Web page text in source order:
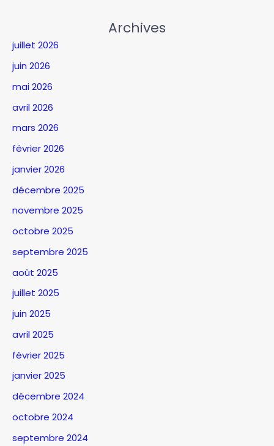
Archives
juillet 2026
juin 2026
mai 2026
avril 2026
mars 2026
février 2026
janvier 2026
décembre 2025
novembre 2025
octobre 2025
septembre 2025
août 2025
juillet 2025
juin 2025
avril 2025
février 2025
janvier 2025
décembre 2024
octobre 2024
septembre 2024